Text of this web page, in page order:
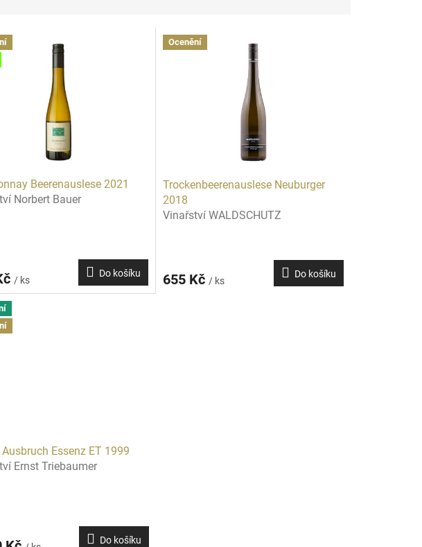
Beerenauslese 2021
Norbert Bauer
/ ks
Do košíku
Ocenění
Trockenbeerenauslese Neuburger
2018
Vinařství WALDSCHUTZ
655 Kč / ks
Do košíku
Ausbruch Essenz ET 1999
Ernst Triebaumer
Do košíku